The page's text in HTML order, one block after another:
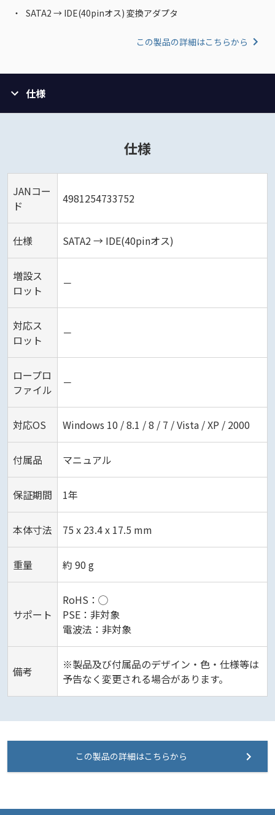
SATA2 → IDE(40pinオス) 変換アダプタ
この製品の詳細はこちらから
仕様
仕様
JANコー
ド
4981254733752
仕様 SATA2 → IDE(40pinオス)
増設ス
ロット
－
対応ス
ロット
－
ロープロ
ファイル
－
対応OS Windows 10 / 8.1 / 8 / 7 / Vista / XP / 2000
付属品 マニュアル
保証期間 1年
本体寸法 75 x 23.4 x 17.5 mm
重量 約 90 g
サポート
RoHS：◯
PSE：非対象
電波法：非対象
備考
※製品及び付属品のデザイン・色・仕様等は
予告なく変更される場合があります。
この製品の詳細はこちらから